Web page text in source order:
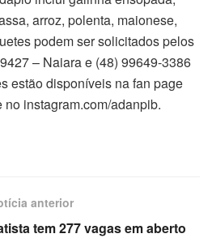
arroz, polenta, maionese,
podem ser solicitados pelos
– Naiara e (48) 99649-3386
estão disponíveis na fan page
instagram.com/adanpib.
anterior
tem 277 vagas em aberto